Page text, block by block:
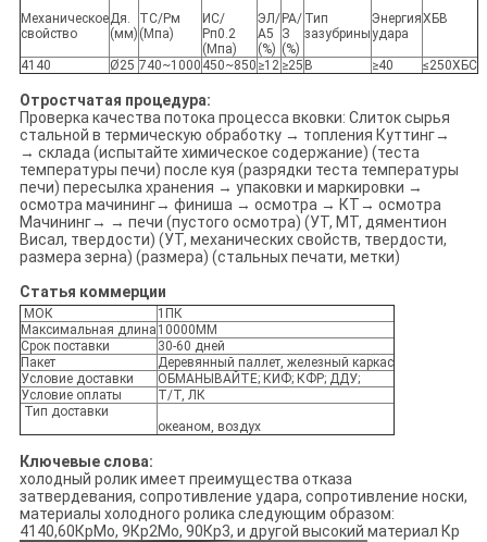
Механическое
свойство
Дя.
(мм)
ТС/Рм
(Мпа)
ИС/
Рп0.2
(Мпа)
ЭЛ/
А5
(%)
РА/
З
(%)
Тип
зазубрины
Энергия
удара
ХБВ
4140 Ø25 740~1000 450~850 ≥12 ≥25 В ≥40 ≤250ХБС
Отростчатая процедура:
Проверка качества потока процесса вковки: Слиток сырья
стальной в термическую обработку → топления Куттинг→
→ склада (испытайте химическое содержание) (теста
температуры печи) после куя (разрядки теста температуры
печи) пересылка хранения → упаковки и маркировки →
осмотра мачининг→ финиша → осмотра → КТ→ осмотра
Мачининг→ → печи (пустого осмотра) (УТ, МТ, дяментион
Висал, твердости) (УТ, механических свойств, твердости,
размера зерна) (размера) (стальных печати, метки)
Статья коммерции
МОК
1ПК
Максимальная длина 10000ММ
Срок поставки
30-60 дней
Пакет
Деревянный паллет, железный каркас
Условие доставки
ОБМАНЫВАЙТЕ; КИФ; КФР; ДДУ;
Условие оплаты
Т/Т, ЛК
Тип доставки
океаном, воздух
Ключевые слова:
холодный ролик имеет преимущества отказа
затвердевания, сопротивление удара, сопротивление носки,
материалы холодного ролика следующим образом:
4140,60КрМо, 9Кр2Мо, 90Кр3, и другой высокий материал Кр